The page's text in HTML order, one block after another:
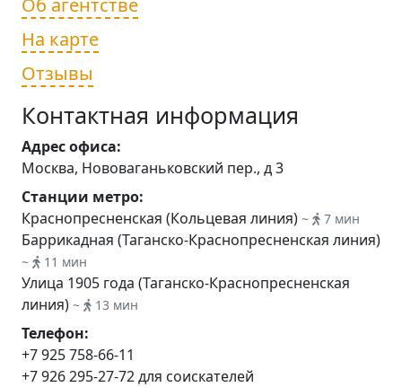
На карте
Отзывы
Контактная информация
Адрес офиса:
Москва, Нововаганьковский пер., д 3
Станции метро:
Краснопресненская (Кольцевая линия) ~ 7 мин
Баррикадная (Таганско-Краснопресненская линия)
~ 11 мин
Улица 1905 года (Таганско-Краснопресненская
линия) ~ 13 мин
Телефон:
+7 925 758-66-11
+7 926 295-27-72 для соискателей